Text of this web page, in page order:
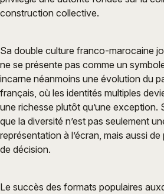
construction collective.
Sa double culture franco-marocaine
ne se présente pas comme un
incarne néanmoins une évolution du
français, où les identités multiples
une richesse plutôt qu’une exception.
que la diversité n’est pas seulement
représentation à l’écran, mais aussi
de décision.
Le succès des formats populaires